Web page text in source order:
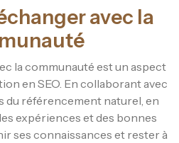
avec la
la communauté est un aspect
en SEO. En collaborant avec
du référencement naturel, en
expériences et des bonnes
ses connaissances et rester à